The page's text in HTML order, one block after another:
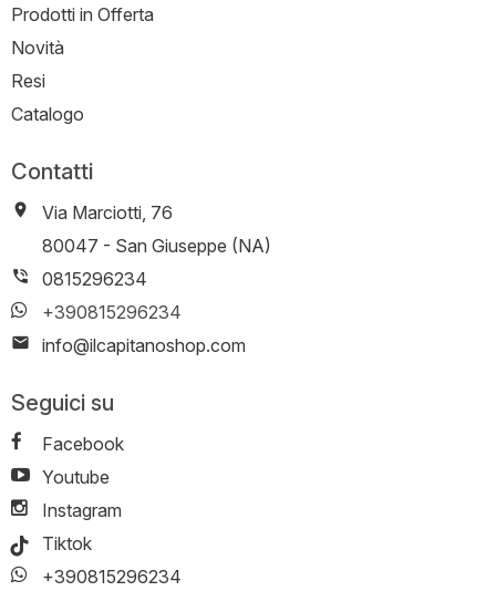
Prodotti in Offerta
Novità
Resi
Catalogo
Contatti
Via Marciotti, 76
-
80047 - San Giuseppe (NA)
0815296234
+390815296234
info@ilcapitanoshop.com
Seguici su
Facebook
Youtube
Instagram
Tiktok
+390815296234